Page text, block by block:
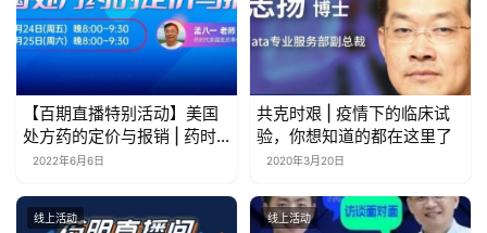
【百期直播特别活动】美国
处方药的定价与报销 | 药时
代直播间第104期、105期
2022年6月6日
共克时艰 | 疫情下的临床试
验，你想知道的都在这里了
2020年3月20日
线上活动 线上活动